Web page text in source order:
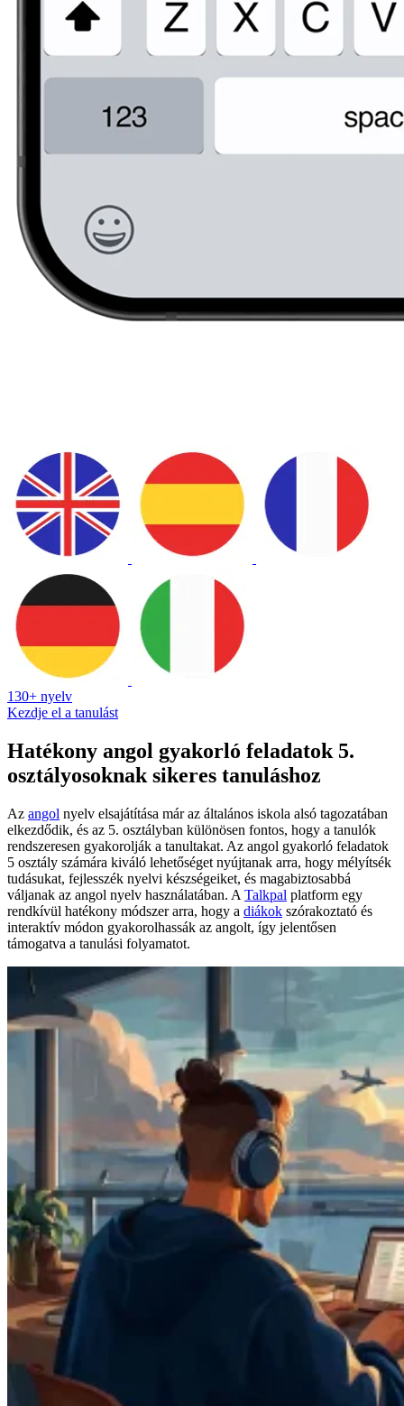
130+ nyelv
Kezdje el a tanulást
Hatékony angol gyakorló feladatok 5.
osztályosoknak sikeres tanuláshoz
Az angol nyelv elsajátítása már az általános iskola alsó tagozatában
elkezdődik, és az 5. osztályban különösen fontos, hogy a tanulók
rendszeresen gyakorolják a tanultakat. Az angol gyakorló feladatok
5 osztály számára kiváló lehetőséget nyújtanak arra, hogy mélyítsék
tudásukat, fejlesszék nyelvi készségeiket, és magabiztosabbá
váljanak az angol nyelv használatában. A Talkpal platform egy
rendkívül hatékony módszer arra, hogy a diákok szórakoztató és
interaktív módon gyakorolhassák az angolt, így jelentősen
támogatva a tanulási folyamatot.